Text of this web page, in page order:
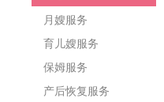
月嫂服务
育儿嫂服务
保姆服务
产后恢复服务